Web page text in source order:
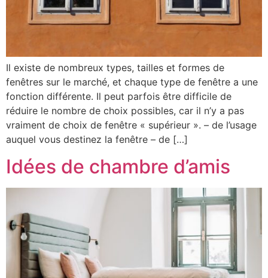
Il existe de nombreux types, tailles et formes de
fenêtres sur le marché, et chaque type de fenêtre a une
fonction différente. Il peut parfois être difficile de
réduire le nombre de choix possibles, car il n’y a pas
vraiment de choix de fenêtre « supérieur ». – de l’usage
auquel vous destinez la fenêtre – de […]
Idées de chambre d’amis